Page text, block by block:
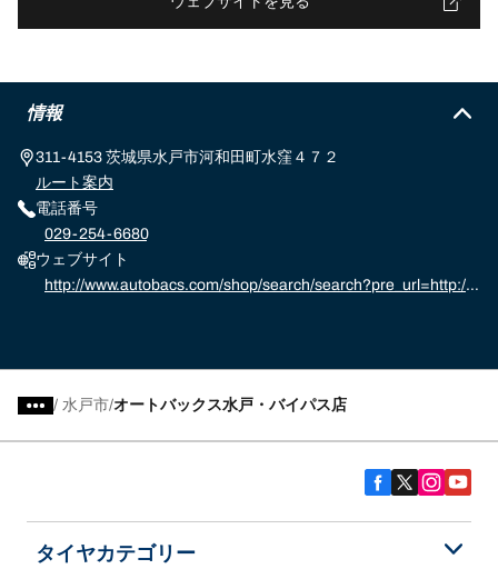
情報
311-4153 茨城県水戸市河和田町水窪４７２
ルート案内
電話番号
029-254-6680
ウェブサイト
http://www.autobacs.com/shop/search/search?pre_url=http://
/ 水戸市 オートバックス水戸・バイパス店
タイヤカテゴリー